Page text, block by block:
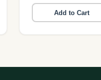
Add to Cart